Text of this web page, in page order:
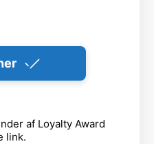
af Loyalty Award
link.